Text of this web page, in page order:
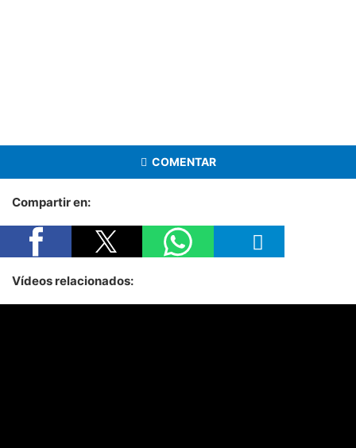
COMENTAR
Compartir en:
Vídeos relacionados: